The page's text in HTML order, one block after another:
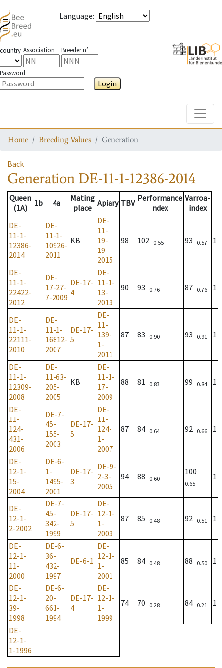
Language:
country Association Breeder n°
Password
Login
Home Breeding Values Generation
Back
Generation DE-11-1-12386-2014
Queen
(1A)
1b 4a
Mating
place Apiary TBV Performance
ndex
Varroa-
index
DE-
11-1-
12386-
2014
DE-
11-1-
10926-
2011
KB
DE-
11-
19-
19-
2015
98 102 0.55 93 0.57 1
DE-
11-1-
22422-
2012
DE-
17-27-
7-2009
DE-17-
4
DE-
11-1-
13-
2013
90 93 0.76 87 0.76 1
DE-
11-1-
22111-
2010
DE-
11-1-
16812-
2007
DE-17-
5
DE-
11-
139-
1-
2011
87 83 0.90 93 0.91 1
DE-
11-1-
12309-
2008
DE-
11-63-
205-
2005
KB
DE-
11-1-
17-
2009
88 81 0.83 99 0.84 1
DE-
11-
124-
431-
2006
DE-7-
45-
155-
2003
DE-17-
5
DE-
11-
124-
1-
2007
87 84 0.64 92 0.66 1
DE-
12-1-
15-
2004
DE-6-
1-
1495-
2001
DE-17-
3
DE-9-
2-3-
2005
94 88 0.60
100
0.65
1
DE-
12-1-
2-2002
DE-7-
45-
342-
1999
DE-17-
5
DE-
12-1-
1-
2003
87 85 0.48 92 0.51 1
DE-
12-1-
11-
2000
DE-6-
36-
432-
1997
DE-6-1
DE-
12-1-
1-
2001
85 84 0.48 88 0.50 1
DE-
12-1-
39-
1998
DE-6-
20-
661-
1994
DE-17-
4
DE-
12-1-
1-
1999
74 70 0.28 84 0.21 1
DE-
12-1-
1-1996